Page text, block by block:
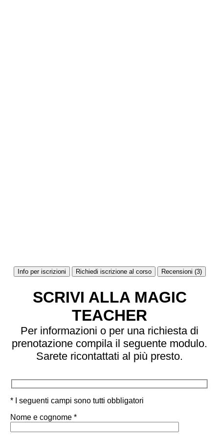
Info per iscrizioni Richiedi iscrizione al corso Recensioni (3)
SCRIVI ALLA MAGIC
TEACHER
Per informazioni o per una richiesta di
prenotazione compila il seguente modulo.
Sarete ricontattati al più presto.
* I seguenti campi sono tutti obbligatori
Nome e cognome *